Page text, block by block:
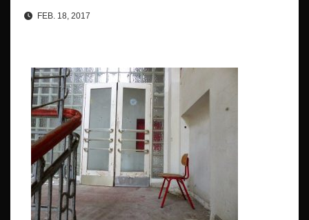
FEB. 18, 2017